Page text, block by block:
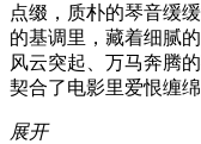
点缀，质朴的琴音缓
的基调里，藏着细腻
风云突起、万马奔腾
契合了电影里爱恨缠
展开